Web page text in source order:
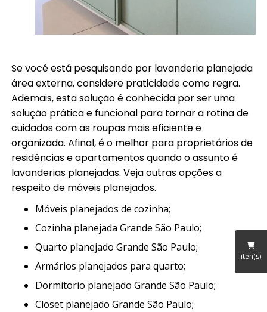
iten(s)
Se você está pesquisando por lavanderia planejada
área externa, considere praticidade como regra.
Ademais, esta solução é conhecida por ser uma
solução prática e funcional para tornar a rotina de
cuidados com as roupas mais eficiente e
organizada. Afinal, é o melhor para proprietários de
residências e apartamentos quando o assunto é
lavanderias planejadas. Veja outras opções a
respeito de móveis planejados.
móveis planejados de cozinha;
cozinha planejada Grande São Paulo;
quarto planejado Grande São Paulo;
armários planejados para quarto;
dormitorio planejado Grande São Paulo;
closet planejado Grande São Paulo;